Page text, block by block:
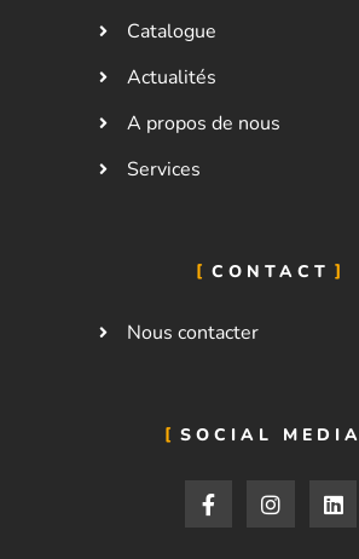
Catalogue
Actualités
A propos de nous
Services
CONTACT
Nous contacter
SOCIAL MEDIA